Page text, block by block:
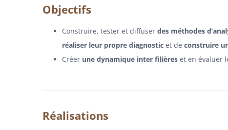
Objectifs
Construire, tester et diffuser des méthodes
réaliser leur propre diagnostic et de construire
Créer une dynamique inter filières et en évaluer
Réalisations